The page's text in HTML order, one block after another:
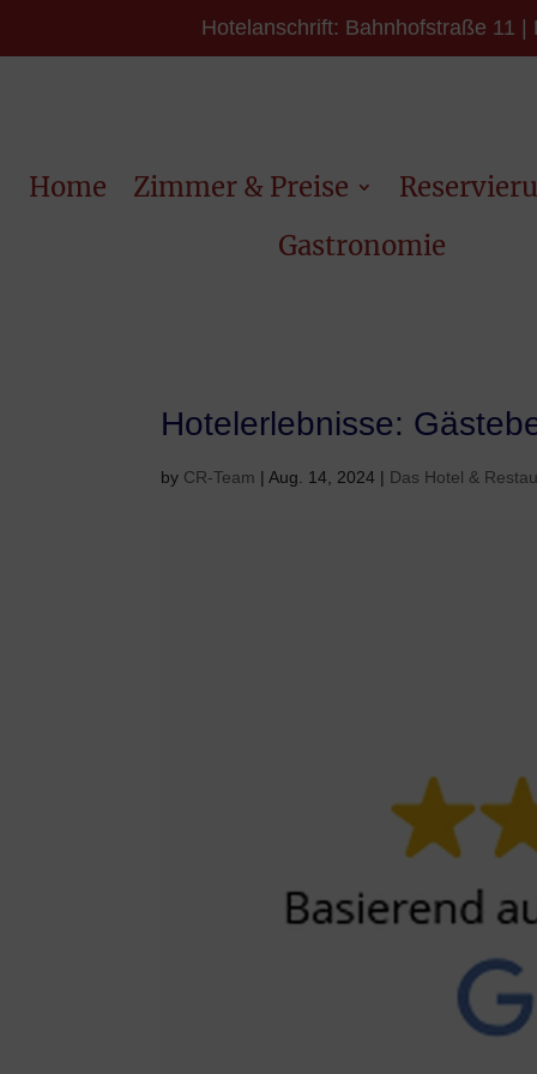
Hotelanschrift: Bahnhofstraße 11
Home Zimmer & Preise
Gastronomie
Hotelerlebnisse:
by CR-Team |Aug. 14, 2024 | Das Hotel &